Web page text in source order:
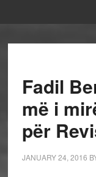
Fadil
më i
për
JANUARY 24, 2016